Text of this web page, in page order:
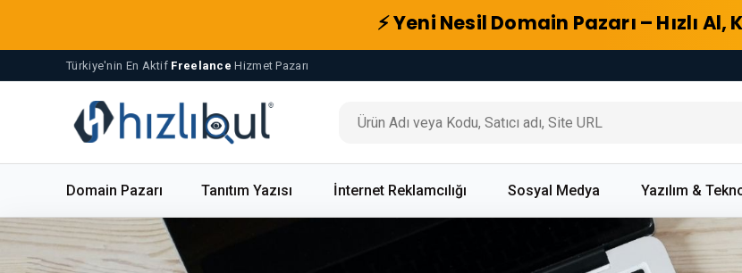
⚡ Yeni Nesil Domain Pazarı – Hızlı Al,
Türkiye'nin En Aktif Freelance Hizmet Pazarı
Domain Pazarı Tanıtım Yazısı İnternet Reklamcılığı Sosyal Medya Yazılım &